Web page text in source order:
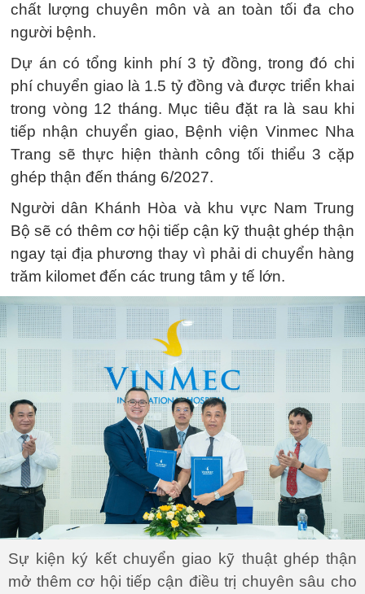
chất lượng chuyên môn và an toàn tối đa cho
người bệnh.
Dự án có tổng kinh phí 3 tỷ đồng, trong đó chi
phí chuyển giao là 1.5 tỷ đồng và được triển khai
trong vòng 12 tháng. Mục tiêu đặt ra là sau khi
tiếp nhận chuyển giao, Bệnh viện Vinmec Nha
Trang sẽ thực hiện thành công tối thiểu 3 cặp
ghép thận đến tháng 6/2027.
Người dân Khánh Hòa và khu vực Nam Trung
Bộ sẽ có thêm cơ hội tiếp cận kỹ thuật ghép thận
ngay tại địa phương thay vì phải di chuyển hàng
trăm kilomet đến các trung tâm y tế lớn.
Sự kiện ký kết chuyển giao kỹ thuật ghép thận
mở thêm cơ hội tiếp cận điều trị chuyên sâu cho